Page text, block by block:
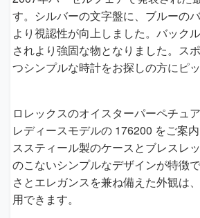
す。シルバーの文字盤に、ブルーの
より視認性が向上しました。バック
されより強固な物となりました。ス
つシンプルな時計をお探しの方にピッ
ロレックスのオイスターパーペチュ
レディースモデルの 176200 をご案
ススティール製のケースとブレスレ
のこないシンプルなデザインが特徴
さとエレガンスを兼ね備えた外観は
用できます。